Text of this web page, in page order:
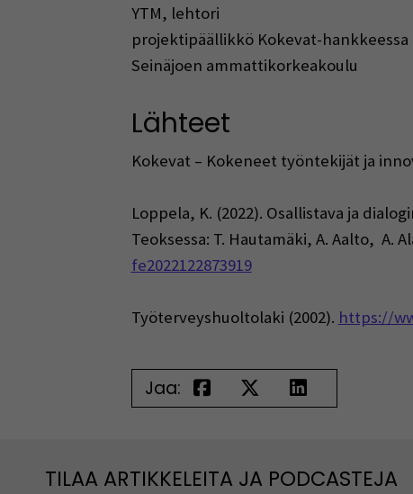
YTM, lehtori
projektipäällikkö Kokevat-hankkeessa
Seinäjoen ammattikorkeakoulu
Lähteet
Kokevat – Kokeneet työntekijät ja
Loppela, K. (2022). Osallistava ja
Teoksessa: T. Hautamäki, A. Aalto, A.
fe2022122873919
Työterveyshuoltolaki (2002). https://
Jaa:
TILAA ARTIKKELEITA JA PODCASTEJA